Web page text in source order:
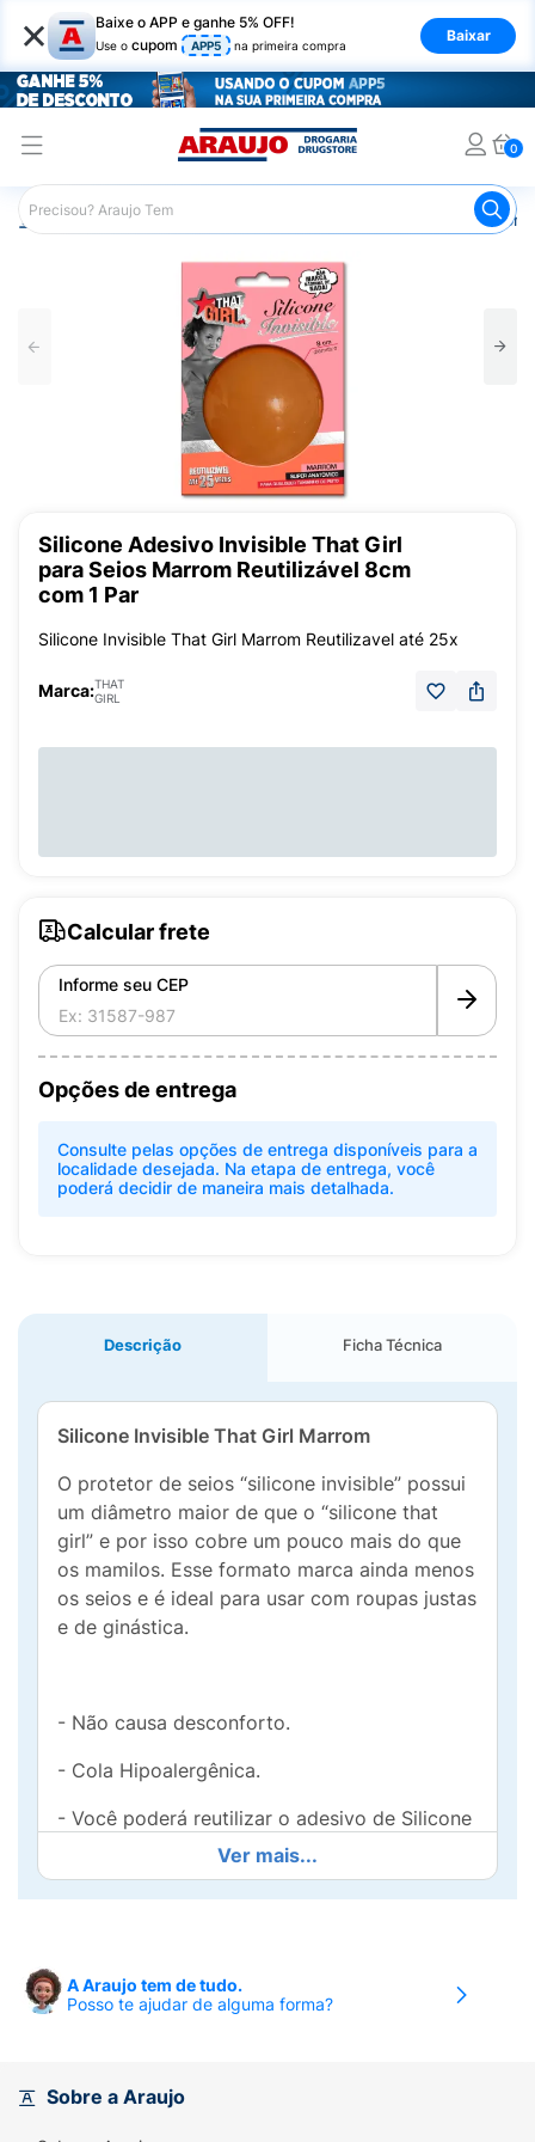
× Baixe o APP e ganhe 5% OFF!
Use o cupom APP5 na primeira compra
Baixar
0
Araujo Beleza e Cuidados Sutiã de Silicone
Silicone Adesivo Invisible That Girl
para Seios Marrom Reutilizável 8cm
com 1 Par
Silicone Invisible That Girl Marrom Reutilizavel até 25x
Marca:THAT
GIRL
Calcular frete
Informe seu CEP
Opções de entrega
Consulte pelas opções de entrega disponíveis para a
localidade desejada. Na etapa de entrega, você
poderá decidir de maneira mais detalhada.
Descrição Ficha Técnica
Silicone Invisible That Girl Marrom
O protetor de seios “silicone invisible” possui
um diâmetro maior de que o “silicone that
girl” e por isso cobre um pouco mais do que
os mamilos. Esse formato marca ainda menos
os seios e é ideal para usar com roupas justas
e de ginástica.
- Não causa desconforto.
- Cola Hipoalergênica.
- Você poderá reutilizar o adesivo de Silicone
para Seios por cerca de 25 vezes.
Modo de usar:
utilizar o That Girl Silicone.
Retire com cuidado o plástico que envolve o
Ver mais...
A Araujo tem de tudo.
Posso te ajudar de alguma forma?
Sobre a Araujo